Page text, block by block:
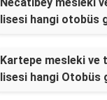
lisesi hangi otobüs
Kartepe mesleki ve
lisesi hangi Otobüs